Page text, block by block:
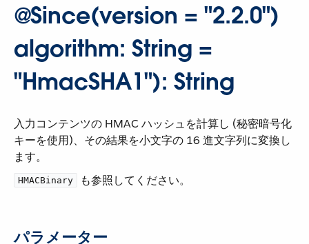
@Since(version = "2.2.0")
algorithm: String =
"HmacSHA1"): String
入力コンテンツの HMAC ハッシュを計算し (秘密暗号化
キーを使用)、その結果を小文字の 16 進文字列に変換し
ます。
HMACBinary ​ も参照してください。
パラメーター